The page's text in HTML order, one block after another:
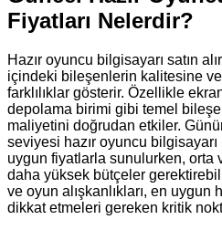
Fiyatları Nelerdir?
Hazır oyuncu bilgisayarı satın
içindeki bileşenlerin kalitesine
farklılıklar gösterir. Özellikle
depolama birimi gibi temel
maliyetini doğrudan etkiler.
seviyesi hazır oyuncu
uygun fiyatlarla sunulurken, orta
daha yüksek bütçeler
ve oyun alışkanlıkları, en uygun
dikkat etmeleri gereken kritik